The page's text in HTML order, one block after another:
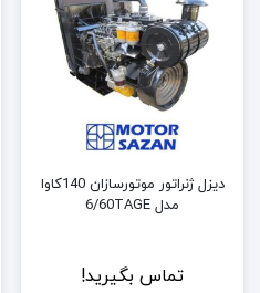
دیزل ژنراتور موتورسازان 140کاوا
مدل 6/60TAGE
تماس بگیرید!